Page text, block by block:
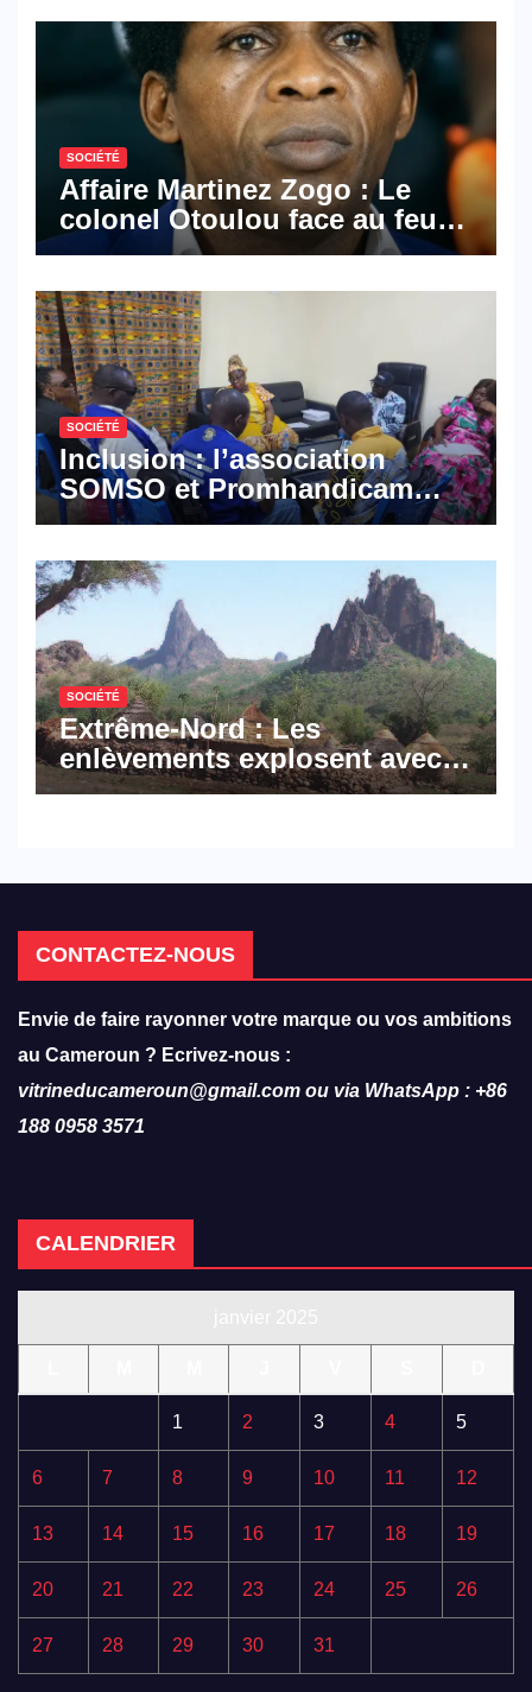
SOCIÉTÉ
Affaire Martinez Zogo : Le
colonel Otoulou face au feu
croisé des avocats de la
SOCIÉTÉ
Inclusion : l’association
SOMSO et Promhandicam
militent en faveur d’une
hôtellerie-restauration
SOCIÉTÉ
Extrême-Nord : Les
enlèvements explosent avec
308 victimes en trois mois
CONTACTEZ-NOUS
Envie de faire rayonner votre marque ou vos ambitions
au Cameroun ? Ecrivez-nous :
vitrineducameroun@gmail.com ou via WhatsApp : +86
188 0958 3571
CALENDRIER
1 2 3 4 5
6 7 8 9 10 11 12
13 14 15 16 17 18 19
20 21 22 23 24 25 26
27 28 29 30 31